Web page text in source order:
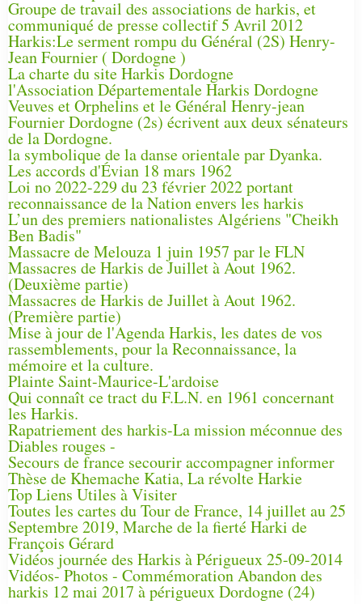
Groupe de travail des associations de harkis, et
communiqué de presse collectif 5 Avril 2012
Harkis:Le serment rompu du Général (2S) Henry-
Jean Fournier ( Dordogne )
La charte du site Harkis Dordogne
l'Association Départementale Harkis Dordogne
Veuves et Orphelins et le Général Henry-jean
Fournier Dordogne (2s) écrivent aux deux sénateurs
de la Dordogne.
la symbolique de la danse orientale par Dyanka.
Les accords d'Évian 18 mars 1962
Loi no 2022-229 du 23 février 2022 portant
reconnaissance de la Nation envers les harkis
L’un des premiers nationalistes Algériens "Cheikh
Ben Badis"
Massacre de Melouza 1 juin 1957 par le FLN
Massacres de Harkis de Juillet à Aout 1962.
(Deuxième partie)
Massacres de Harkis de Juillet à Aout 1962.
(Première partie)
Mise à jour de l'Agenda Harkis, les dates de vos
rassemblements, pour la Reconnaissance, la
mémoire et la culture.
Plainte Saint-Maurice-L'ardoise
Qui connaît ce tract du F.L.N. en 1961 concernant
les Harkis.
Rapatriement des harkis-La mission méconnue des
Diables rouges -
Secours de france secourir accompagner informer
Thèse de Khemache Katia, La révolte Harkie
Top Liens Utiles à Visiter
Toutes les cartes du Tour de France, 14 juillet au 25
Septembre 2019, Marche de la fierté Harki de
François Gérard
Vidéos journée des Harkis à Périgueux 25-09-2014
Vidéos- Photos - Commémoration Abandon des
harkis 12 mai 2017 à périgueux Dordogne (24)